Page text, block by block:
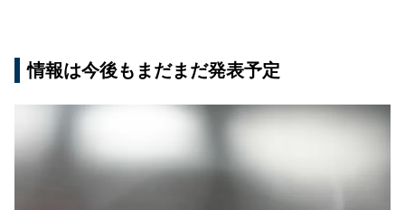
情報は今後もまだまだ発表予定